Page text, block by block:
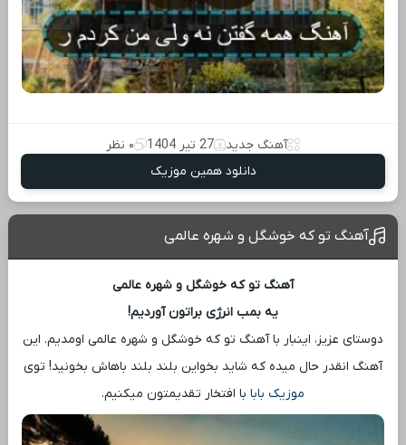
آهنگ جدید 27 تیر 1404
۰ نظر
دانلود همین موزیک
آهنگ تو که خوشگل و شهره عالمی
آهنگ تو که خوشگل و شهره عالمی
یه بمب انرژی براتون آوردیم!
دوستای عزیز، اینبار با آهنگ تو که خوشگل و شهره عالمی اومدیم. این
آهنگ انقدر حال میده که شاید بخواین بلند بلند باهاش بخونید! توی
موزیک بابا با افتخار تقدیمتون میکنیم.